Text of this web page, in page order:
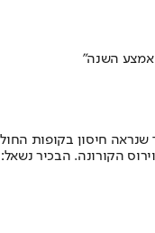
אמצע השנה"
חיסון בקופות
הקורונה. הבכיר נשאל: